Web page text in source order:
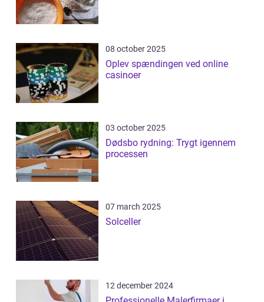
08 october 2025
Oplev spændingen ved online
casinoer
03 october 2025
Dødsbo rydning: Trygt igennem
processen
07 march 2025
Solceller
12 december 2024